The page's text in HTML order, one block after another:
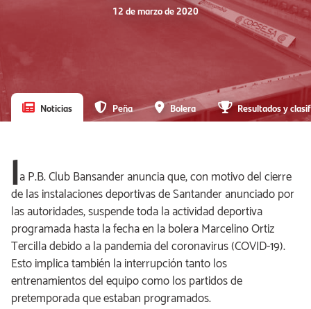
12 de marzo de 2020
Noticias Peña Bolera Resultados y
la P.B. Club Bansander anuncia que, con motivo del cierre
de las instalaciones deportivas de Santander anunciado por
las autoridades, suspende toda la actividad deportiva
programada hasta la fecha en la bolera Marcelino Ortiz
Tercilla debido a la pandemia del coronavirus (COVID-19).
Esto implica también la interrupción tanto los
entrenamientos del equipo como los partidos de
pretemporada que estaban programados.